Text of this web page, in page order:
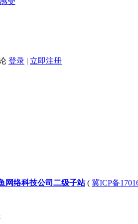
登录 | 立即注册
网络科技公司二级子站( 冀ICP备